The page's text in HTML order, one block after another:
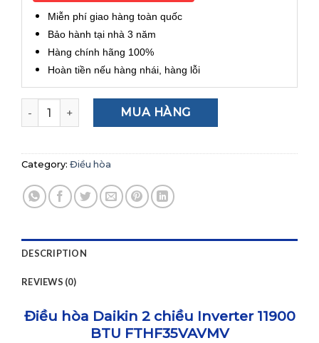
Miễn phí giao hàng toàn quốc
Bảo hành tại nhà 3 năm
Hàng chính hãng 100%
Hoàn tiền nếu hàng nhái, hàng lỗi
Điều hòa Daikin 2 chiều Inverter 11900 BTU
MUA HÀNG
Category: Điều hòa
DESCRIPTION
REVIEWS (0)
Điều hòa Daikin 2 chiều Inverter 11900
BTU FTHF35VAVMV